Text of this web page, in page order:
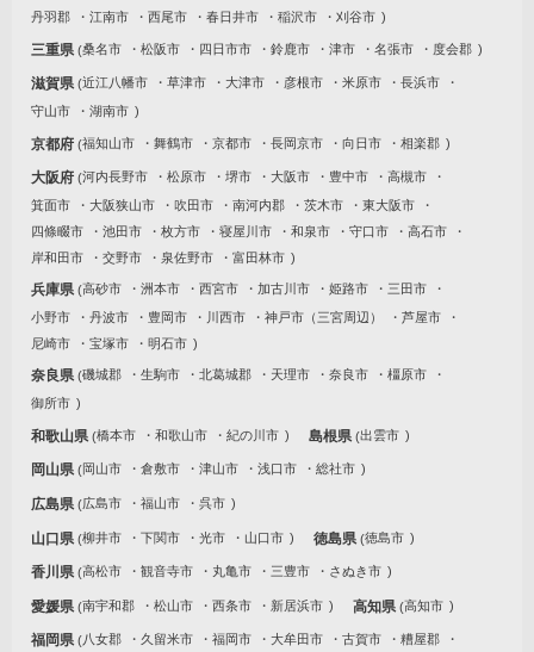
丹羽郡
江南市 西尾市 春日井市 稲沢市 刈谷市
三重県 桑名市 松阪市 四日市市 鈴鹿市 津市 名張市 度会郡
滋賀県 近江八幡市 草津市 大津市 彦根市 米原市
長浜市
守山市
湖南市
京都府 福知山市 舞鶴市 京都市 長岡京市 向日市 相楽郡
大阪府 河内長野市 松原市 堺市 大阪市 豊中市
高槻市
箕面市
大阪狭山市 吹田市 南河内郡 茨木市
東大阪市
四條畷市
池田市 枚方市 寝屋川市 和泉市 守口市
高石市
岸和田市
交野市 泉佐野市 富田林市
兵庫県 高砂市 洲本市 西宮市 加古川市 姫路市
三田市
小野市
丹波市 豊岡市 川西市 神戸市（三宮周辺）
芦屋市
尼崎市
宝塚市 明石市
奈良県 磯城郡 生駒市 北葛城郡 天理市 奈良市
橿原市
御所市
和歌山県 橋本市 和歌山市 紀の川市 島根県 出雲市
岡山県 岡山市 倉敷市 津山市 浅口市 総社市
広島県 広島市 福山市 呉市
山口県 柳井市 下関市 光市 山口市 徳島県 徳島市
香川県 高松市 観音寺市 丸亀市 三豊市 さぬき市
愛媛県 南宇和郡 松山市 西条市 新居浜市 高知県 高知市
福岡県 八女郡 久留米市 福岡市 大牟田市 古賀市
糟屋郡